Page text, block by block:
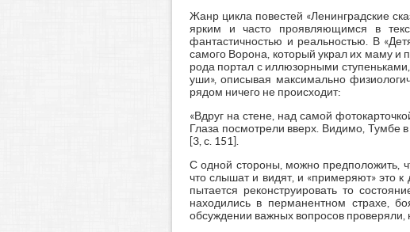
Жанр цикла повестей «Ленинградские
ярким и часто проявляющимся в
фантастичностью и реальностью. В
самого Ворона, который украл их маму и
рода портал с иллюзорными
уши», описывая максимально
рядом ничего не происходит:
«Вдруг на стене, над самой
Глаза посмотрели вверх. Видимо, Тумбе
[3, с. 151].
С одной стороны, можно предположить,
что слышат и видят, и «примеряют» это
пытается реконструировать то
находились в перманентном страхе,
обсуждении важных вопросов проверяли,